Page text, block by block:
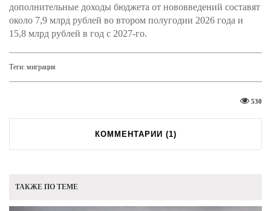
дополнительные доходы бюджета от нововведений составят
около 7,9 млрд рублей во втором полугодии 2026 года и
15,8 млрд рублей в год с 2027-го.
Теги: миграция
530
КОММЕНТАРИИ (1)
ТАКЖЕ ПО ТЕМЕ